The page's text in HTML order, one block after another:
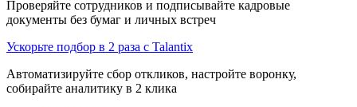
Проверяйте сотрудников и подписывайте кадровые
документы без бумаг и личных встреч
Ускорьте подбор в 2 раза с Talantix
Автоматизируйте сбор откликов, настройте воронку,
собирайте аналитику в 2 клика